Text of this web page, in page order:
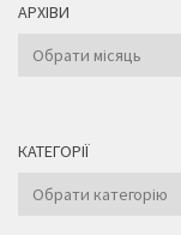
АРХІВИ
Архіви
КАТЕГОРІЇ
Категорії